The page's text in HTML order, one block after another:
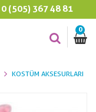
0 (505) 367 48 81
0
KOSTÜM AKSESURLARI